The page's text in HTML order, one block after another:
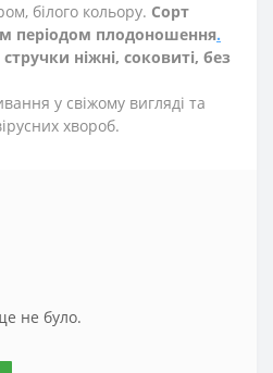
білого кольору. Сорт
періодом плодоношення.
ніжні, соковиті, без
у свіжому вигляді та
хвороб.
не було.